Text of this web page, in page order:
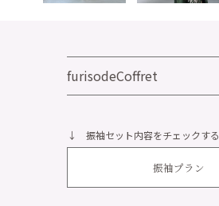
furisodeCoffret
↓ 振袖セット内容をチェックする
振袖プラン